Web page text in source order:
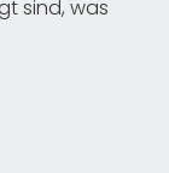
sind, was